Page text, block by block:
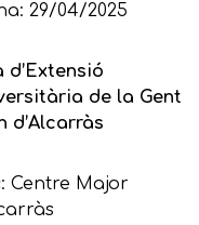
29/04/2025
d’Extensió
de la Gent
d’Alcarràs
Centre Major